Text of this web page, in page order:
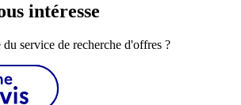
intéresse
service de recherche d'offres ?